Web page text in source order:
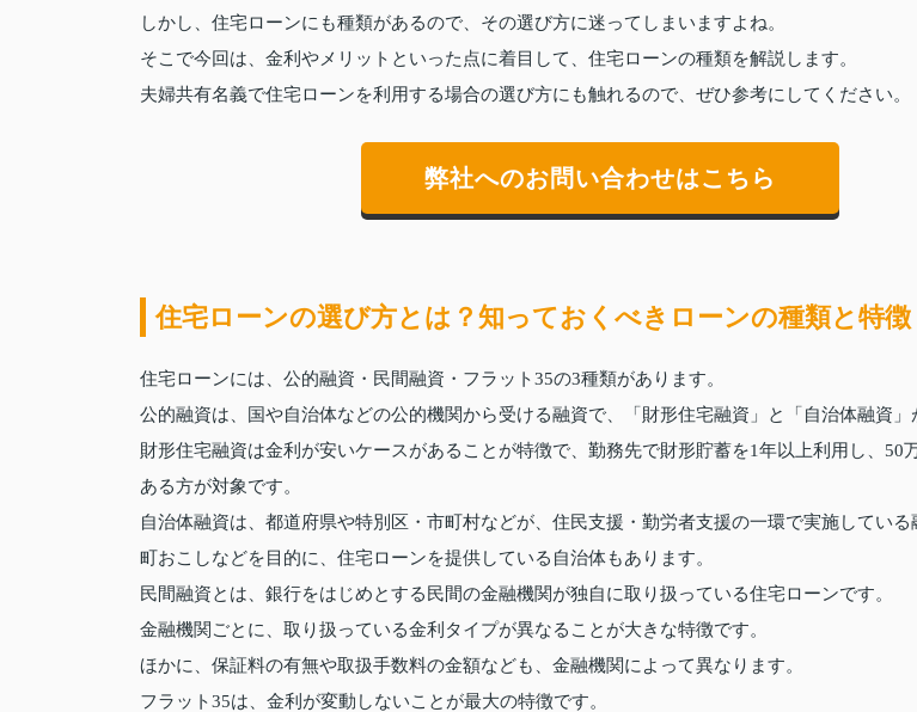
しかし、住宅ローンにも種類があるので、その選び方に迷ってしまいますよね。
そこで今回は、金利やメリットといった点に着目して、住宅ローンの種類を解説します。
夫婦共有名義で住宅ローンを利用する場合の選び方にも触れるので、ぜひ参考にしてください。
弊社へのお問い合わせはこちら
住宅ローンの選び方とは？知っておくべきローンの種類と特徴
住宅ローンには、公的融資・民間融資・フラット35の3種類があります。
公的融資は、国や自治体などの公的機関から受ける融資で、「財形住宅融資」と「自治体融資」
財形住宅融資は金利が安いケースがあることが特徴で、勤務先で財形貯蓄を1年以上利用し、50
ある方が対象です。
自治体融資は、都道府県や特別区・市町村などが、住民支援・勤労者支援の一環で実施している
町おこしなどを目的に、住宅ローンを提供している自治体もあります。
民間融資とは、銀行をはじめとする民間の金融機関が独自に取り扱っている住宅ローンです。
金融機関ごとに、取り扱っている金利タイプが異なることが大きな特徴です。
ほかに、保証料の有無や取扱手数料の金額なども、金融機関によって異なります。
フラット35は、金利が変動しないことが最大の特徴です。